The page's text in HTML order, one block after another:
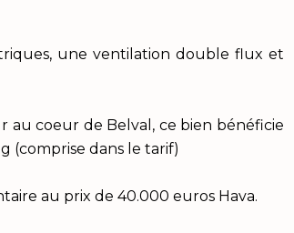
une ventilation double flux et
au coeur de Belval, ce bien bénéficie
(comprise dans le tarif)
au prix de 40.000 euros Hava.